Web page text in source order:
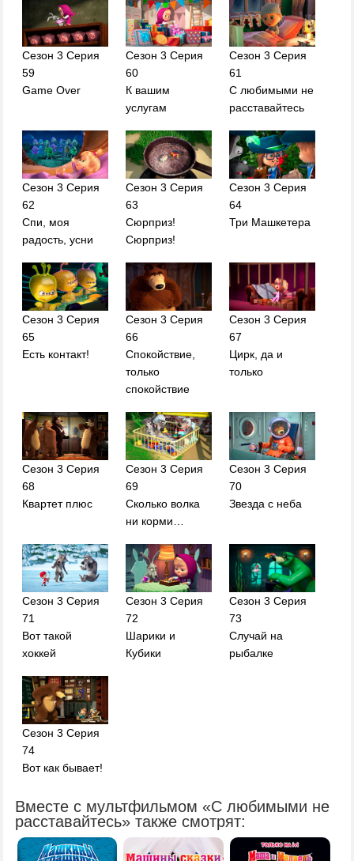
Сезон 3 Серия
59
Game Over
Сезон 3 Серия
60
К вашим
услугам
Сезон 3 Серия
61
С любимыми не
расставайтесь
Сезон 3 Серия
62
Спи, моя
радость, усни
Сезон 3 Серия
63
Сюрприз!
Сюрприз!
Сезон 3 Серия
64
Три Машкетера
Сезон 3 Серия
65
Есть контакт!
Сезон 3 Серия
66
Спокойствие,
только
спокойствие
Сезон 3 Серия
67
Цирк, да и
только
Сезон 3 Серия
68
Квартет плюс
Сезон 3 Серия
69
Сколько волка
ни корми…
Сезон 3 Серия
70
Звезда с неба
Сезон 3 Серия
71
Вот такой
хоккей
Сезон 3 Серия
72
Шарики и
Кубики
Сезон 3 Серия
73
Случай на
рыбалке
Сезон 3 Серия
74
Вот как бывает!
Вместе с мультфильмом «С любимыми не
расставайтесь» также смотрят: